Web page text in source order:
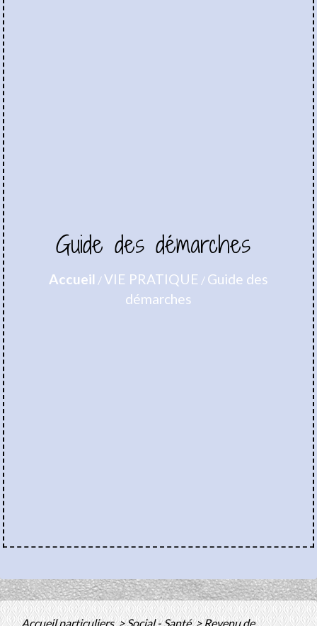
Guide des démarches
Accueil /VIE PRATIQUE / Guide des
démarches
Accueil particuliers>Social - Santé> Revenu de